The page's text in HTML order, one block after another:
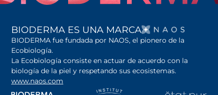
BIODERMA ES UNA MARCA SE
BIODERMA fue fundada por NAOS, el pionero de la
Ecobiología.
La Ecobiología consiste en actuar de acuerdo con la
biología de la piel y respetando sus ecosistemas.
www.naos.com
se abre en una pestaña nueva
se abre en una